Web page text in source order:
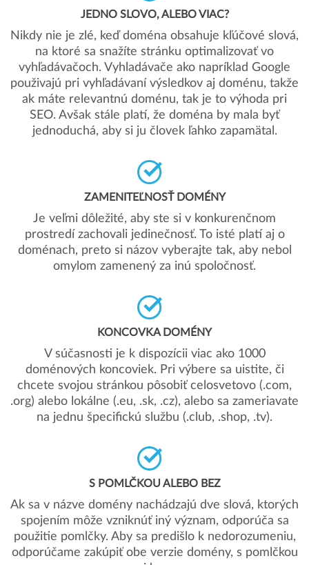
JEDNO SLOVO, ALEBO VIAC?
Nikdy nie je zlé, keď doména obsahuje kľúčové slová,
na ktoré sa snažíte stránku optimalizovať vo
vyhľadávačoch. Vyhladávače ako napríklad Google
použivajú pri vyhľadávaní výsledkov aj doménu, takže
ak máte relevantnú doménu, tak je to výhoda pri
SEO. Avšak stále platí, že doména by mala byť
jednoduchá, aby si ju človek ľahko zapamätal.
ZAMENITEĽNOSŤ DOMÉNY
Je veľmi dôležité, aby ste si v konkurenčnom
prostredí zachovali jedinečnosť. To isté platí aj o
doménach, preto si názov vyberajte tak, aby nebol
omylom zamenený za inú spoločnosť.
KONCOVKA DOMÉNY
V súčasnosti je k dispozícii viac ako 1000
doménových koncoviek. Pri výbere sa uistite, či
chcete svojou stránkou pôsobiť celosvetovo (.com,
.org) alebo lokálne (.eu, .sk, .cz), alebo sa zameriavate
na jednu špecifickú službu (.club, .shop, .tv).
S POMLČKOU ALEBO BEZ
Ak sa v názve domény nachádzajú dve slová, ktorých
spojením môže vzniknúť iný význam, odporúča sa
použitie pomlčky. Aby sa predišlo k nedorozumeniu,
odporúčame zakúpiť obe verzie domény, s pomlčkou